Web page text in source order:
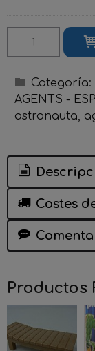
Categoría:
AGENTS -
astronauta
Costes
Productos